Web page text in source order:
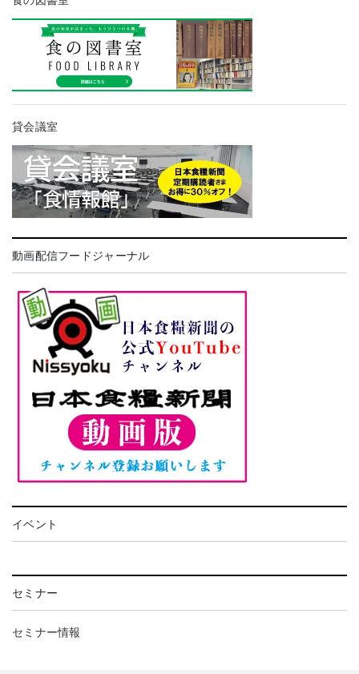
貸会議室
動画配信フードジャーナル
イベント
セミナー
セミナー情報